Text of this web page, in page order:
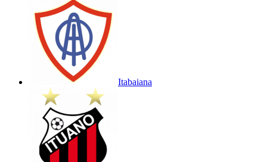
Itabaiana